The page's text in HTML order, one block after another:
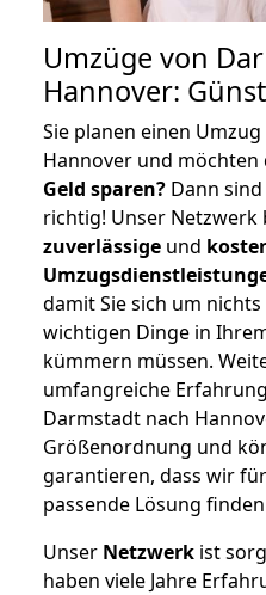
Umzüge von
Hannover:
Sie planen einen
Hannover und
Geld sparen? Dann
richtig! Unser Netzwerk
zuverlässige und
damit Sie sich um
wichtigen Dinge in
kümmern müssen.
umfangreiche
Darmstadt nach
Größenordnung und
garantieren, dass wir
passende Lösung
Unser Netzwerk ist
haben viele Jahre